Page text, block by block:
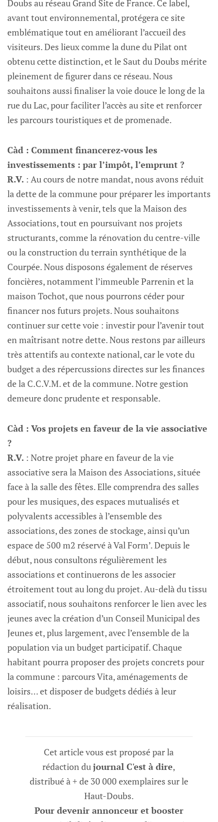
Doubs au réseau Grand Site de France. Ce label,
avant tout environnemental, protégera ce site
emblématique tout en améliorant l’accueil des
visiteurs. Des lieux comme la dune du Pilat ont
obtenu cette distinction, et le Saut du Doubs mérite
pleinement de figurer dans ce réseau. Nous
souhaitons aussi finaliser la voie douce le long de la
rue du Lac, pour faciliter l’accès au site et renforcer
les parcours touristiques et de promenade.
Càd : Comment financerez-vous les
investissements : par l’impôt, l’emprunt ?
R.V. : Au cours de notre mandat, nous avons réduit
la dette de la commune pour préparer les importants
investissements à venir, tels que la Maison des
Associations, tout en poursuivant nos projets
structurants, comme la rénovation du centre-ville
ou la construction du terrain synthétique de la
Courpée. Nous disposons également de réserves
foncières, notamment l’immeuble Parrenin et la
maison Tochot, que nous pourrons céder pour
financer nos futurs projets. Nous souhaitons
continuer sur cette voie : investir pour l’avenir tout
en maîtrisant notre dette. Nous restons par ailleurs
très attentifs au contexte national, car le vote du
budget a des répercussions directes sur les finances
de la C.C.V.M. et de la commune. Notre gestion
demeure donc prudente et responsable.
Càd : Vos projets en faveur de la vie associative
?
R.V. : Notre projet phare en faveur de la vie
associative sera la Maison des Associations, située
face à la salle des fêtes. Elle comprendra des salles
pour les musiques, des espaces mutualisés et
polyvalents accessibles à l’ensemble des
associations, des zones de stockage, ainsi qu’un
espace de 500 m2 réservé à Val Form’. Depuis le
début, nous consultons régulièrement les
associations et continuerons de les associer
étroitement tout au long du projet. Au-delà du tissu
associatif, nous souhaitons renforcer le lien avec les
jeunes avec la création d’un Conseil Municipal des
Jeunes et, plus largement, avec l’ensemble de la
population via un budget participatif. Chaque
habitant pourra proposer des projets concrets pour
la commune : parcours Vita, aménagements de
loisirs… et disposer de budgets dédiés à leur
réalisation.
Cet article vous est proposé par la
rédaction dujournal C'est à dire,
distribué à + de 30 000 exemplaires sur le
Haut-Doubs.
Pour devenir annonceur et booster